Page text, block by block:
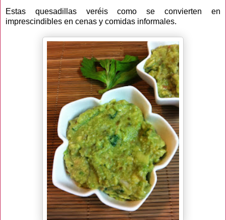
Estas quesadillas veréis como se convierten en
imprescindibles en cenas y comidas informales.